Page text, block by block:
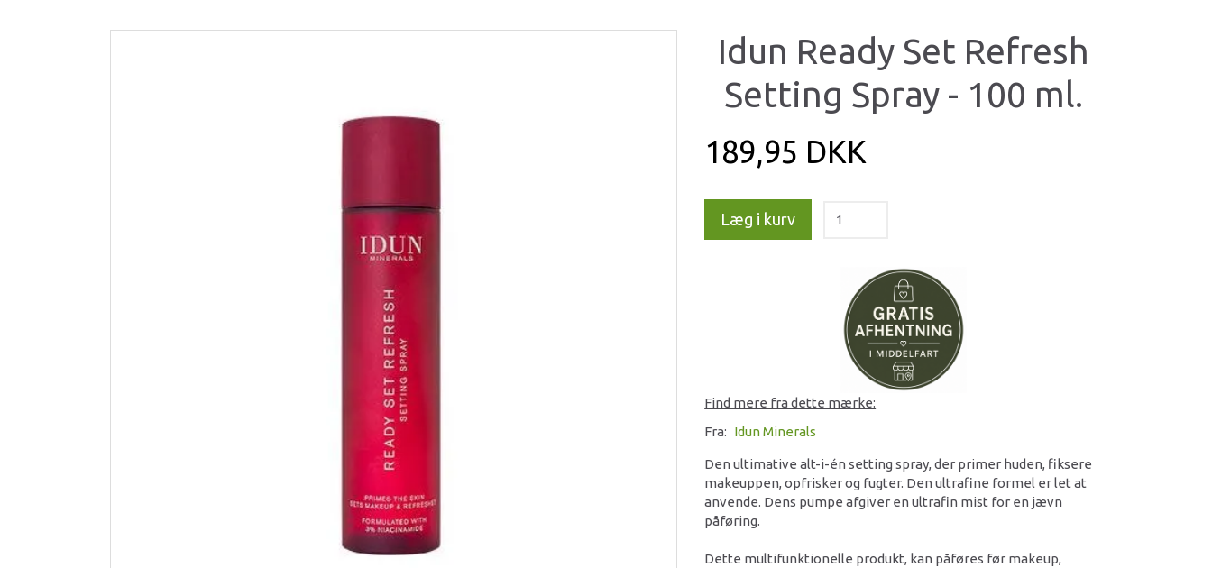
Idun Ready Set Refresh
Setting Spray - 100 ml.
189,95 DKK
Læg i kurv
Find mere fra dette mærke:
Fra: Idun Minerals
Den ultimative alt-i-én setting spray, der primer huden, fiksere
makeuppen, opfrisker og fugter. Den ultrafine formel er let at
anvende. Dens pumpe afgiver en ultrafin mist for en jævn
påføring.
Dette multifunktionelle produkt, kan påføres før makeup,